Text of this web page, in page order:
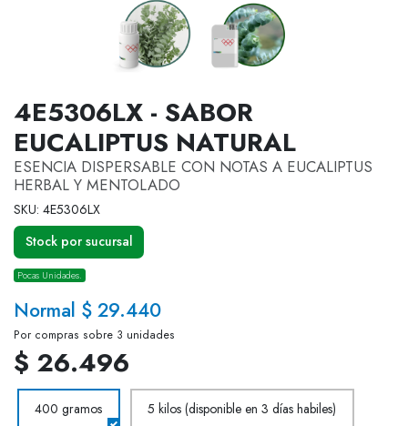
4E5306LX - SABOR
EUCALIPTUS NATURAL
ESENCIA DISPERSABLE CON NOTAS A EUCALIPTUS
HERBAL Y MENTOLADO
SKU: 4E5306LX
Stock por sucursal
Pocas Unidades.
Normal $ 29.440
Por compras sobre 3 unidades
$ 26.496
400 gramos 5 kilos (disponible en 3 días habiles)